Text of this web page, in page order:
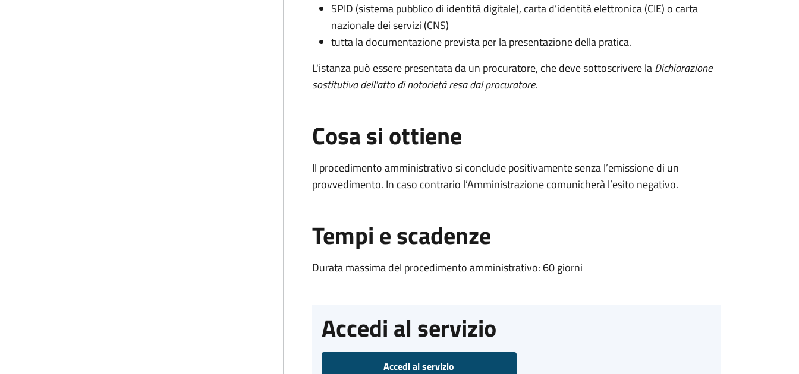
SPID (sistema pubblico di identità digitale), carta d’identità elettronica (CIE) o carta
nazionale dei servizi (CNS)
tutta la documentazione prevista per la presentazione della pratica.
L'istanza può essere presentata da un procuratore, che deve sottoscrivere laDichiarazione
sostitutiva dell'atto di notorietà resa dal procuratore.
Cosa si ottiene
Il procedimento amministrativo si conclude positivamente senza l’emissione di un
provvedimento. In caso contrario l’Amministrazione comunicherà l’esito negativo.
Tempi e scadenze
Durata massima del procedimento amministrativo: 60 giorni
Accedi al servizio
Accedi al servizio